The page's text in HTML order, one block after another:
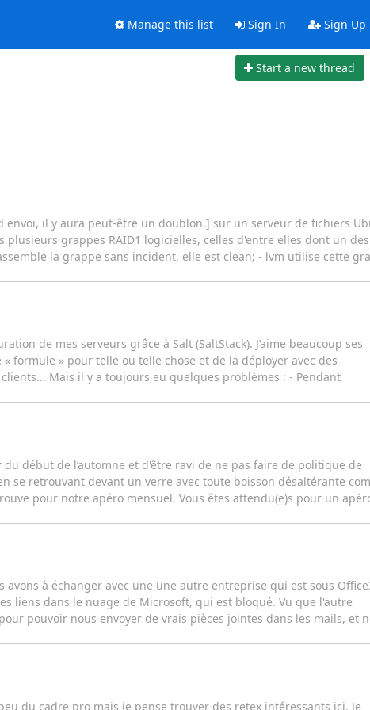
Manage this list Sign In Sign Up
Start a new thread
il y aura peut-être un doublon.] sur un serveur de fichiers
grappes RAID1 logicielles, celles d'entre elles dont un des
la grappe sans incident, elle est clean; - lvm utilise cette
de mes serveurs grâce à Salt (SaltStack). J’aime beaucoup ses
formule » pour telle ou telle chose et de la déployer avec des
Mais il y a toujours eu quelques problèmes : - Pendant
début de l’automne et d'être ravi de ne pas faire de politique de
se retrouvant devant un verre avec toute boisson désaltérante
pour notre apéro mensuel. Vous êtes attendu(e)s pour un
à échanger avec une une autre entreprise qui est sous
liens dans le nuage de Microsoft, qui est bloqué. Vu que l'autre
pouvoir nous envoyer de vrais pièces jointes dans les mails, et
du cadre pro mais je pense trouver des retex intéressants ici. Je